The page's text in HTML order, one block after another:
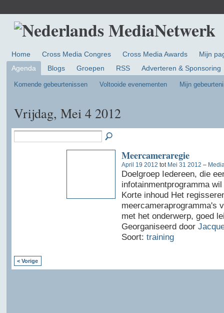
Home Cross Media Congres Cross Media Awards
Mijn
Agenda
Blogs Groepen RSS Adverteren & Sponsoring
Komende gebeurtenissen Voltooide evenementen Mijn
Vrijdag, Mei 4 2012
Meercameraregie
April 19 2012 tot Mei 31 2012 –
Doelgroep Iedereen, die
infotainmentprogramma
Korte inhoud Het
meercameraprogramma's
met het onderwerp, goed
Georganiseerd door
Soort: training
< Vorige